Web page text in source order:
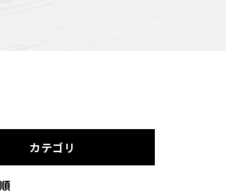
カテゴリ